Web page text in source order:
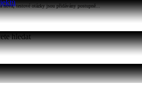
nová, testové otázky jsou přidávány postupně...
hledat